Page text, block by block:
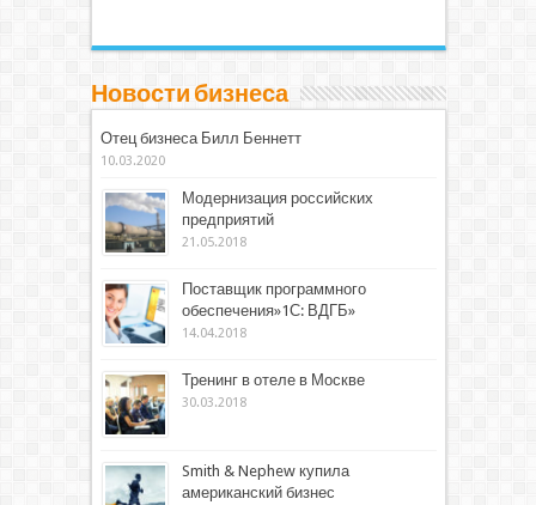
Новости бизнеса
Отец бизнеса Билл Беннетт
10.03.2020
Модернизация российских
предприятий
21.05.2018
Поставщик программного
обеспечения»1С: ВДГБ»
14.04.2018
Тренинг в отеле в Москве
30.03.2018
Smith & Nephew купила
американский бизнес